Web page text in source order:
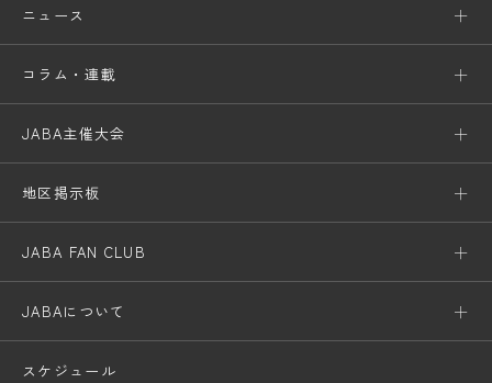
ニュース
コラム・連載
JABA主催大会
地区掲示板
JABA FAN CLUB
JABAについて
スケジュール